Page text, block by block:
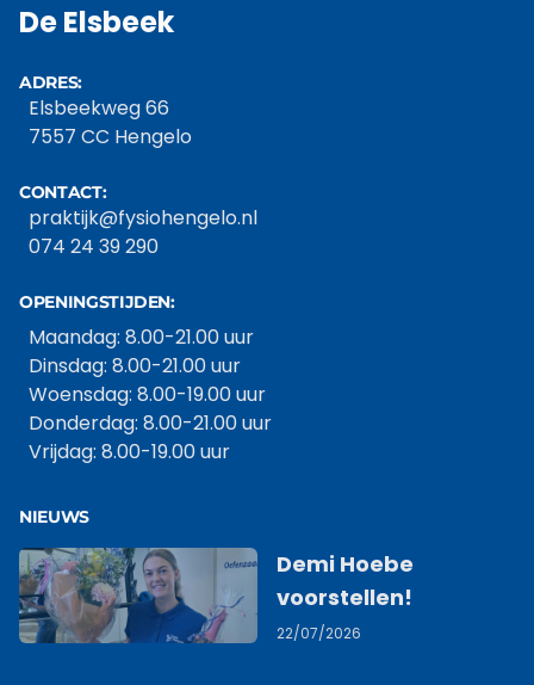
De Elsbeek
ADRES:
Elsbeekweg 66
7557 CC Hengelo
CONTACT:
praktijk@fysiohengelo.nl
074 24 39 290
OPENINGSTIJDEN:
Maandag: 8.00-21.00 uur
Dinsdag: 8.00-21.00 uur
Woensdag: 8.00-19.00 uur
Donderdag: 8.00-21.00 uur
Vrijdag: 8.00-19.00 uur
NIEUWS
Demi Hoebe
voorstellen!
22/07/2026